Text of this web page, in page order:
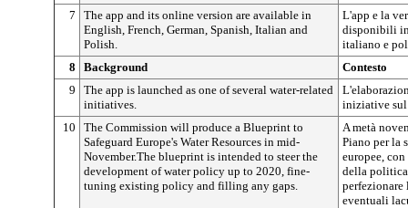
7
The app and its online version are available in
English, French, German, Spanish, Italian and
Polish.
L'app e la
disponibili in
italiano e
8
Background
Contesto
9
The app is launched as one of several water-related
initiatives.
iniziative sul
10
The Commission will produce a Blueprint to
Safeguard Europe's Water Resources in mid-
November.The blueprint is intended to steer the
development of water policy up to 2020, fine-
tuning existing policy and filling any gaps.
A metà
Piano per la
europee,
della
perfezionare
eventuali